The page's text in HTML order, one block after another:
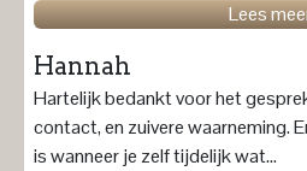
Lees
Hannah
Hartelijk bedankt voor het
contact, en zuivere waarneming.
is wanneer je zelf tijdelijk wat...